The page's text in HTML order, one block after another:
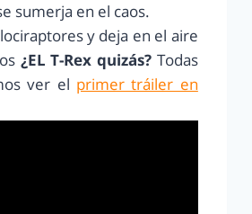
sumerja en el caos.
y deja en el aire
¿EL T-Rex quizás? Todas
ver el primer tráiler en